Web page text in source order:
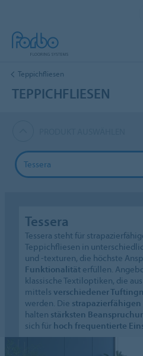
Teppichfliesen
TEPPICHFLIESEN
Tessera
Tessera
Tessera steht für
Teppichfliesen in
und -texturen, die höchste
Funktionalität erfüllen.
klassische Textiloptiken, die aus
mittels verschiedener
werden. Die strapazierfähigen
halten stärksten
sich für hoch frequentierte